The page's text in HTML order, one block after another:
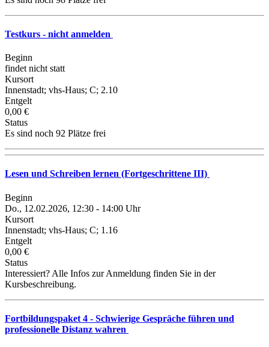
Testkurs - nicht anmelden
Beginn
findet nicht statt
Kursort
Innenstadt; vhs-Haus; C; 2.10
Entgelt
0,00 €
Status
Es sind noch 92 Plätze frei
Lesen und Schreiben lernen (Fortgeschrittene III)
Beginn
Do., 12.02.2026, 12:30 - 14:00 Uhr
Kursort
Innenstadt; vhs-Haus; C; 1.16
Entgelt
0,00 €
Status
Interessiert? Alle Infos zur Anmeldung finden Sie in der
Kursbeschreibung.
Fortbildungspaket 4 - Schwierige Gespräche führen und
professionelle Distanz wahren